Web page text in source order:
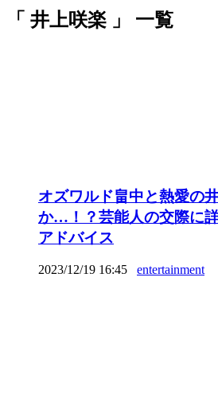
「 井上咲楽 」 一覧
オズワルド畠中と熱愛の
か…！？芸能人の交際に
アドバイス
2023/12/19 16:45 entertainment